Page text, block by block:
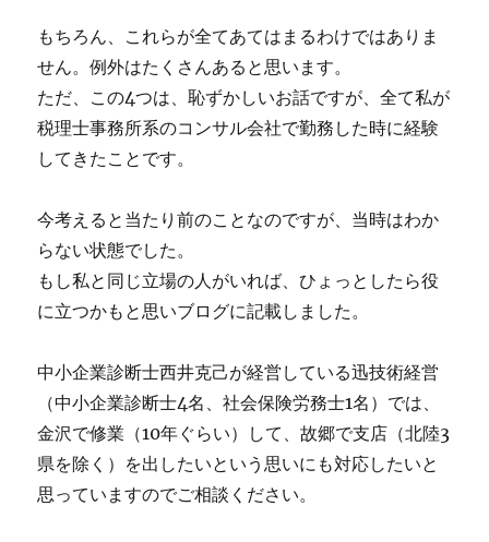
もちろん、これらが全てあてはまるわけではありま
せん。例外はたくさんあると思います。
ただ、この4つは、恥ずかしいお話ですが、全て私が
税理士事務所系のコンサル会社で勤務した時に経験
してきたことです。
今考えると当たり前のことなのですが、当時はわか
らない状態でした。
もし私と同じ立場の人がいれば、ひょっとしたら役
に立つかもと思いブログに記載しました。
中小企業診断士西井克己が経営している迅技術経営
（中小企業診断士4名、社会保険労務士1名）では、
金沢で修業（10年ぐらい）して、故郷で支店（北陸3
県を除く）を出したいという思いにも対応したいと
思っていますのでご相談ください。